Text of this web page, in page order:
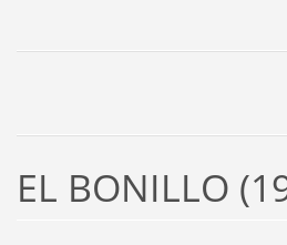
EL BONILLO